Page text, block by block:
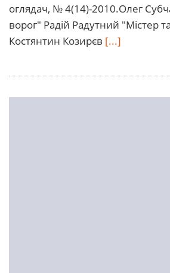
оглядач, № 4(14)-2010.Олег
ворог" Радій Радутний "Містер
Костянтин Козирєв [...]